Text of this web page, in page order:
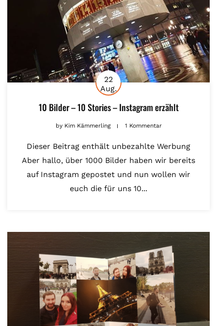
22
Aug.
10 Bilder – 10 Stories – Instagram erzählt
byKim Kämmerling 1 Kommentar
Dieser Beitrag enthält unbezahlte Werbung
Aber hallo, über 1000 Bilder haben wir bereits
auf Instagram gepostet und nun wollen wir
euch die für uns 10...